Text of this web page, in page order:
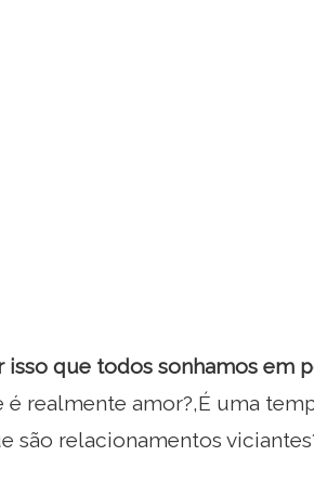
que todos sonhamos em
é realmente amor?,É uma
são relacionamentos